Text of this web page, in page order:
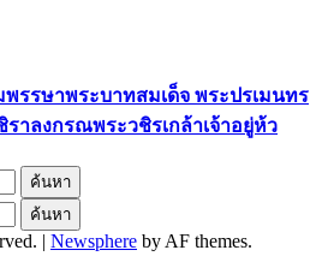
รรษาพระบาทสมเด็จ พระปรเมนทร
าลงกรณพระวชิรเกล้าเจ้าอยู่ห้ว
| Newsphere by AF themes.